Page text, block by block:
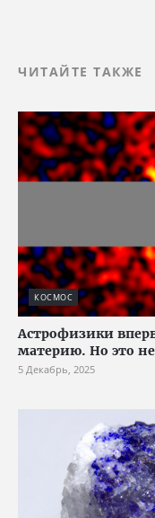
ЧИТАЙТЕ ТАКЖЕ
КОСМОС
Астрофизики
материю. Но это
5 Декабрь, 2025